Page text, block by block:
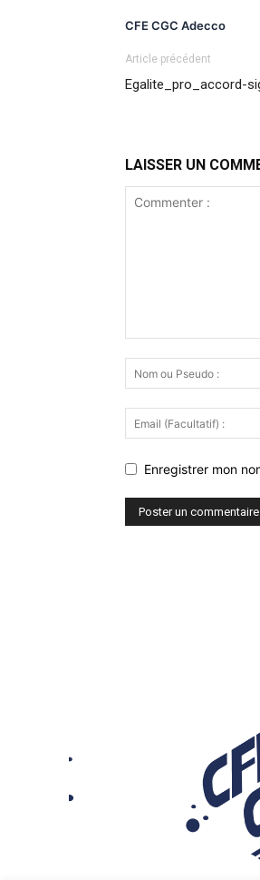
CFE CGC Adecco
Article précédent
Egalite_pro_accord-
LAISSER UN
Enregistrer mon